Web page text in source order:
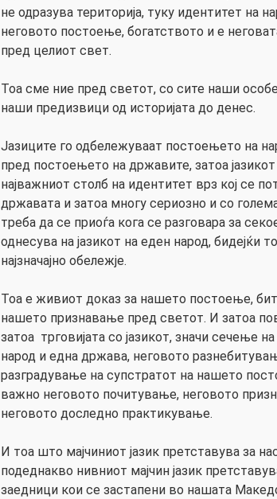
не одразува територија, туку идентитет на
неговото постоење, богатството и е
пред целиот свет.
Тоа сме ние пред светот, со сите наши
наши предизвици од историјата до денес.
Јазиците го одбележуваат постоењето на
пред постоењето на државите, затоа
најважниот столб на идентитет врз кој се
државата и затоа многу сериозно и со
треба да се приоѓа кога се разговара за
однесува на јазикот на еден народ, бидејќи
најзначајно обележје.
Тоа е живиот доказ за нашето постоење,
нашето признавање пред светот. И затоа
затоа трговијата со јазикот, значи сечење
народ и една држава, неговото
разградување на супстратот на нашето
важно неговото почитување, неговото
неговото доследно практикување.
И тоа што мајчиниот јазик претставува за
подеднакво нивниот мајчин јазик
заедници кои се застапени во нашата